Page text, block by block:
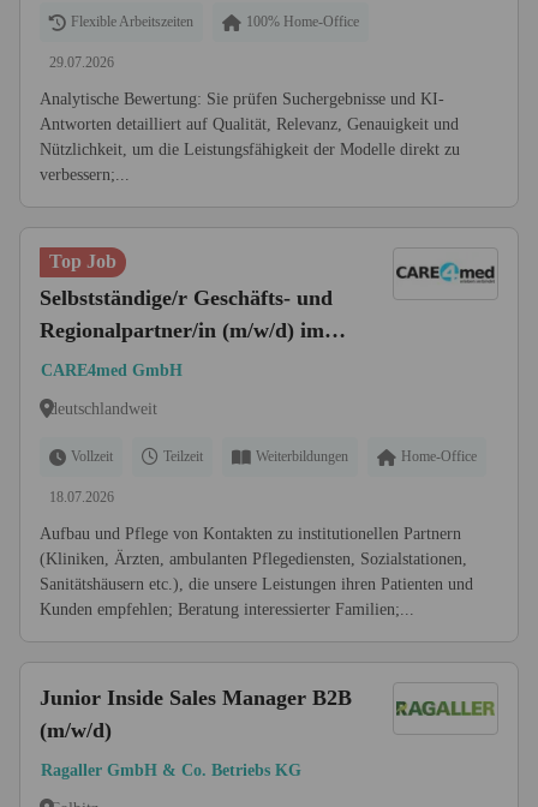
Flexible Arbeitszeiten 100% Home-Office
29.07.2026
Analytische Bewertung: Sie prüfen Suchergebnisse und KI-
Antworten detailliert auf Qualität, Relevanz, Genauigkeit und
Nützlichkeit, um die Leistungsfähigkeit der Modelle direkt zu
verbessern;...
Top Job
Selbstständige/r Geschäfts- und
Regionalpartner/in (m/w/d) im
Zukunftsmarkt
Seniorenbetreuung zu Hause
CARE4med GmbH
deutschlandweit
Vollzeit Teilzeit Weiterbildungen Home-Office
18.07.2026
Aufbau und Pflege von Kontakten zu institutionellen Partnern
(Kliniken, Ärzten, ambulanten Pflegediensten, Sozialstationen,
Sanitätshäusern etc.), die unsere Leistungen ihren Patienten und
Kunden empfehlen; Beratung interessierter Familien;...
Junior Inside Sales Manager B2B
(m/w/d)
Ragaller GmbH & Co. Betriebs KG